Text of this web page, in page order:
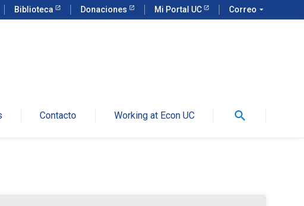
Biblioteca Donaciones Mi Portal UC Correo arrow_drop_down
Contacto Working at Econ UC search